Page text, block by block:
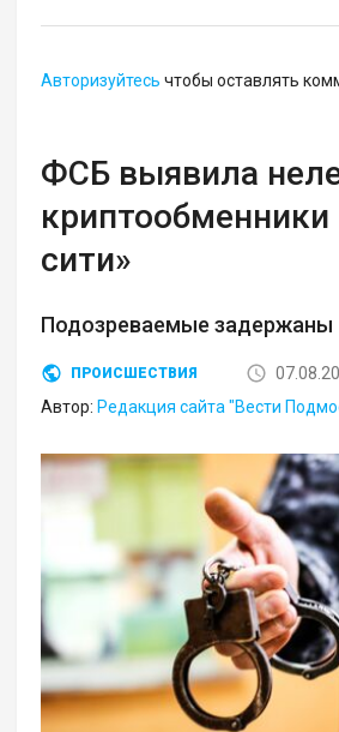
Авторизуйтесь чтобы оставлять
ФСБ выявила
сити»
Подозреваемые задержаны
ПРОИСШЕСТВИЯ
Автор: Редакция сайта "Вести